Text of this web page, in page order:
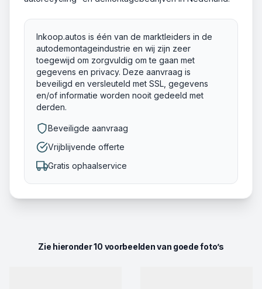
Inkoop.autos is één van de marktleiders in de
autodemontageindustrie en wij zijn zeer
toegewijd om zorgvuldig om te gaan met
gegevens en privacy. Deze aanvraag is
beveiligd en versleuteld met SSL, gegevens
en/of informatie worden nooit gedeeld met
derden.
Beveiligde aanvraag
Vrijblijvende offerte
Gratis ophaalservice
Zie hieronder 10 voorbeelden van goede foto’s